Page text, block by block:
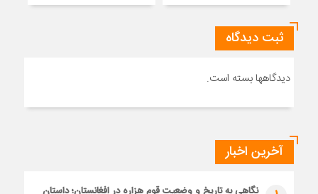
ثبت دیدگاه
دیدگاهها بسته است.
آخرین اخبار